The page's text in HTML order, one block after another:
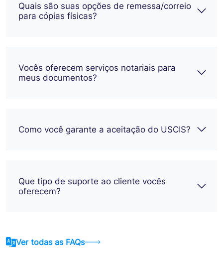
Quais são suas opções de remessa/correio
para cópias físicas?
Vocês oferecem serviços notariais para
meus documentos?
Como você garante a aceitação do USCIS?
Que tipo de suporte ao cliente vocês
oferecem?
Ver todas as FAQs